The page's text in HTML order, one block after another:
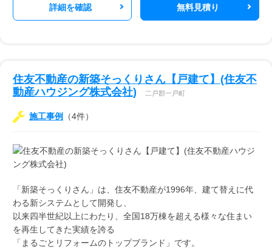
詳細を確認 無料見積り
住友不動産の新築そっくりさん【戸建て】(住友不
動産ハウジング株式会社)
二戸郡一戸町
施工事例 （4件）
「新築そっくりさん」は、住友不動産が1996年、建て替えに代
わる新システムとして開発し、
以来四半世紀以上にわたり、全国18万棟を超える様々な住まい
を再生してきた実績を誇る
「まるごとリフォームのトップブランド」です。